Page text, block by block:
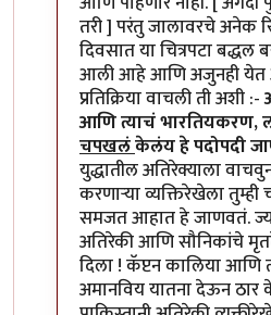
तरी ] परंतु जालावरचे अनेक
दिवसात या चित्रपटा बद्धल
आली आहे आणि अजुनही येत
प्रतिक्रिया वाचली ती अशी :-
आणि त्याचं भारतियकरण,
चपखलंकेलंय हे पदोपदी
युद्धातील अतिरेक्याला
करणार्‍या व्यक्तिरेखेला
समजत आहात हे जाणवतं.
अतिरेकी आणि सौनिकांचे
दिला ! कॅप्टन कालिया आणि
अमानविय यातना देऊन